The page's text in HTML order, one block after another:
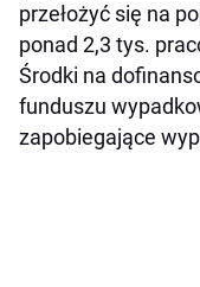
przełożyć się na
ponad 2,3 tys.
Środki na
funduszu
zapobiegające